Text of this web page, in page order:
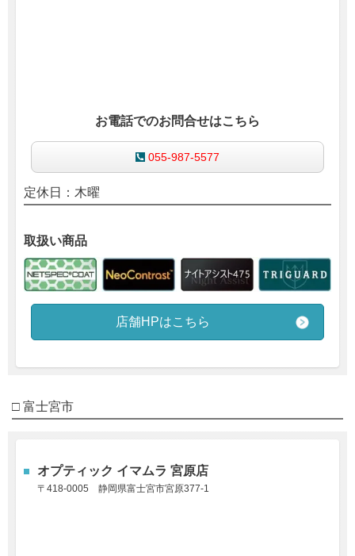
お電話でのお問合せはこちら
055-987-5577
定休日：木曜
取扱い商品
店舗HPはこちら
□ 富士宮市
オプティック イマムラ 宮原店
〒418-0005 静岡県富士宮市宮原377-1